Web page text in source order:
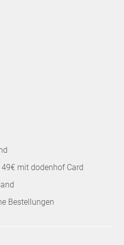
mit dodenhof Card
Bestellungen